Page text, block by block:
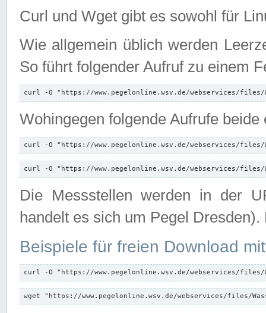
Curl und Wget gibt es sowohl für
Wie allgemein üblich werden
So führt folgender Aufruf zu einem
curl -O "https://www.pegelonline.wsv.de/webservices/files/
Wohingegen folgende Aufrufe beide
curl -O "https://www.pegelonline.wsv.de/webservices/files/
curl -O "https://www.pegelonline.wsv.de/webservices/files/
Die Messstellen werden in der
handelt es sich um Pegel
Beispiele für freien Download
curl -O "https://www.pegelonline.wsv.de/webservices/files/
wget "https://www.pegelonline.wsv.de/webservices/files/